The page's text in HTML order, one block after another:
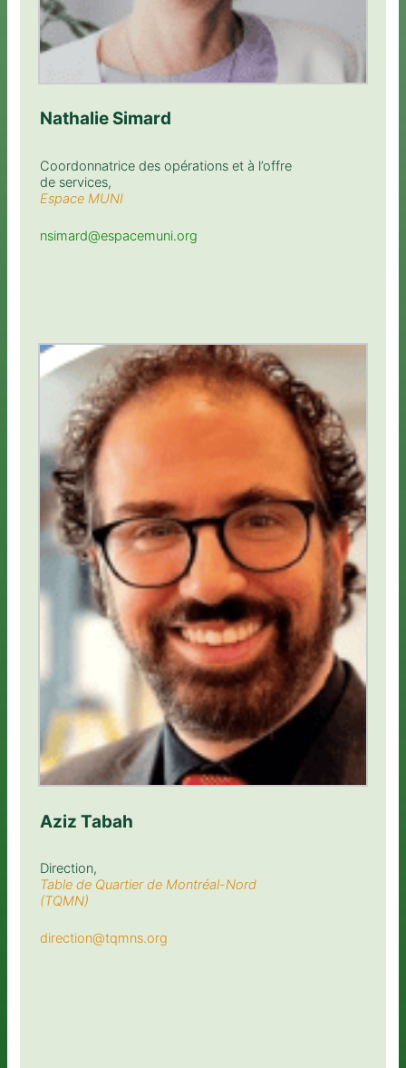
Nathalie Simard
Coordonnatrice des opérations et à l’offre
de services,
Espace MUNI
nsimard@espacemuni.org
Aziz Tabah
Direction,
Table de Quartier de Montréal-Nord
(TQMN)
direction@tqmns.org